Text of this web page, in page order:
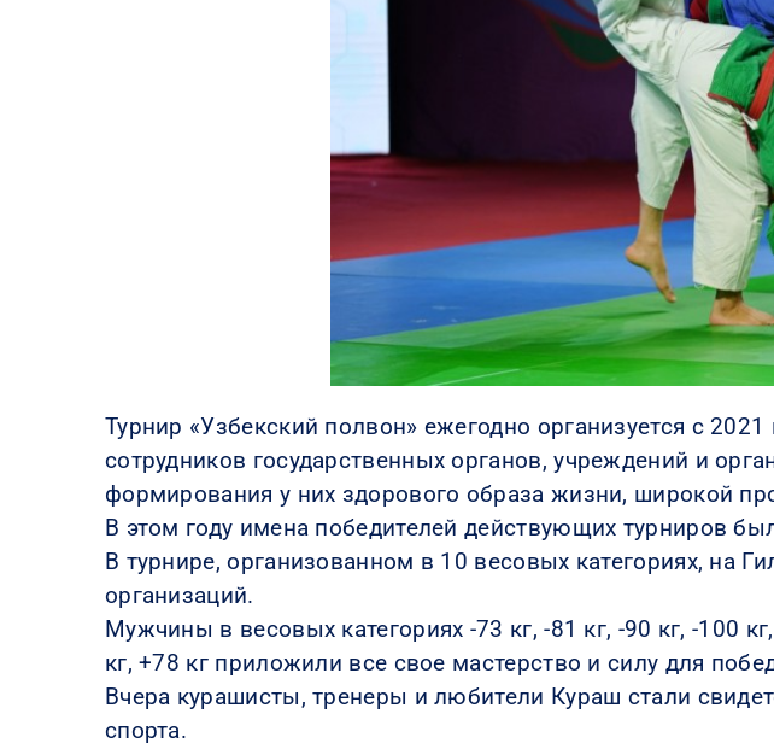
Турнир «Узбекский полвон» ежегодно организуется с
сотрудников государственных органов, учреждений и
формирования у них здорового образа жизни, широкой
В этом году имена победителей действующих турниров
В турнире, организованном в 10 весовых категориях, на
организаций.
Мужчины в весовых категориях -73 кг, -81 кг, -90 кг, -100
кг, +78 кг приложили все свое мастерство и силу для
Вчера курашисты, тренеры и любители Кураш стали
спорта.